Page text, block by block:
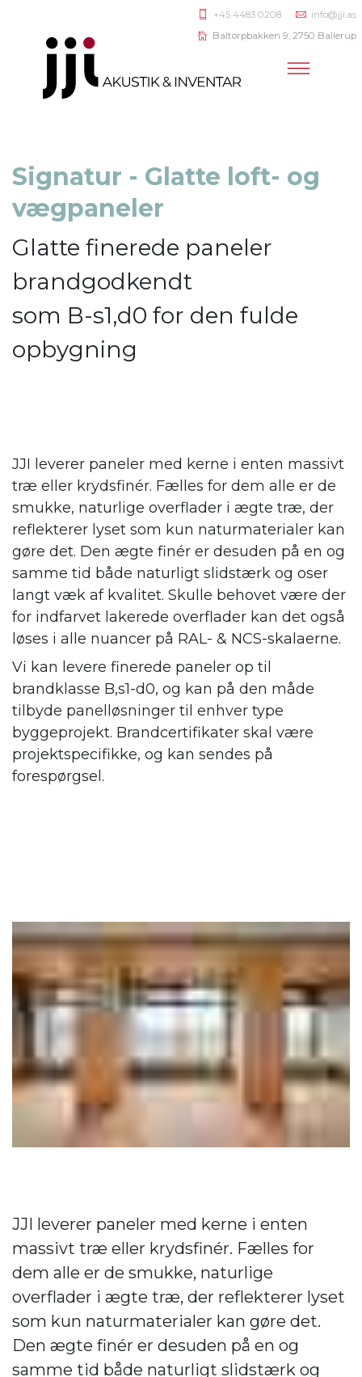
+45 4483 0208
info@jji.as
Baltorpbakken 9, 2750 Ballerup
Signatur - Glatte loft- og
vægpaneler
Glatte finerede paneler
brandgodkendt
som B-s1,d0 for den fulde
opbygning
JJI leverer paneler med kerne i enten massivt
træ eller krydsfinér. Fælles for dem alle er de
smukke, naturlige overflader i ægte træ, der
reflekterer lyset som kun naturmaterialer kan
gøre det. Den ægte finér er desuden på en og
samme tid både naturligt slidstærk og oser
langt væk af kvalitet. Skulle behovet være der
for indfarvet lakerede overflader kan det også
løses i alle nuancer på RAL- & NCS-skalaerne.
Vi kan levere finerede paneler op til
brandklasse B,s1-d0, og kan på den måde
tilbyde panelløsninger til enhver type
byggeprojekt. Brandcertifikater skal være
projektspecifikke, og kan sendes på
forespørgsel.
JJI leverer paneler med kerne i enten
massivt træ eller krydsfinér. Fælles for
dem alle er de smukke, naturlige
overflader i ægte træ, der reflekterer lyset
som kun naturmaterialer kan gøre det.
Den ægte finér er desuden på en og
samme tid både naturligt slidstærk og